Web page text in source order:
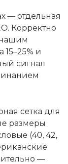
— отдельная
Корректно
и
сигнал
сетка для
размеры
(40, 42,
—